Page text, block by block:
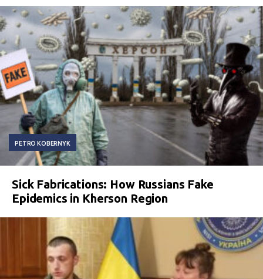
PETRO KOBERNYK
Sick Fabrications: How Russians Fake
Epidemics in Kherson Region